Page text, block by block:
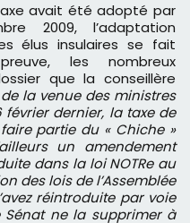
avait été adopté par
2009, l’adaptation
élus insulaires se fait
les nombreux
que la conseillère
de la venue des ministres
dernier, la taxe de
partie du « Chiche »
un amendement
dans la loi NOTRe au
des lois de l’Assemblée
réintroduite par voie
Sénat ne la supprimer à